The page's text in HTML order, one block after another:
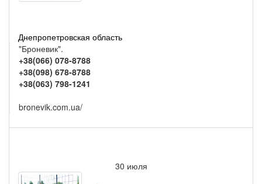
Днепропетровская область
"Броневик".
+38(066) 078-8788
+38(098) 678-8788
+38(063) 798-1241
bronevik.com.ua/
30 июля